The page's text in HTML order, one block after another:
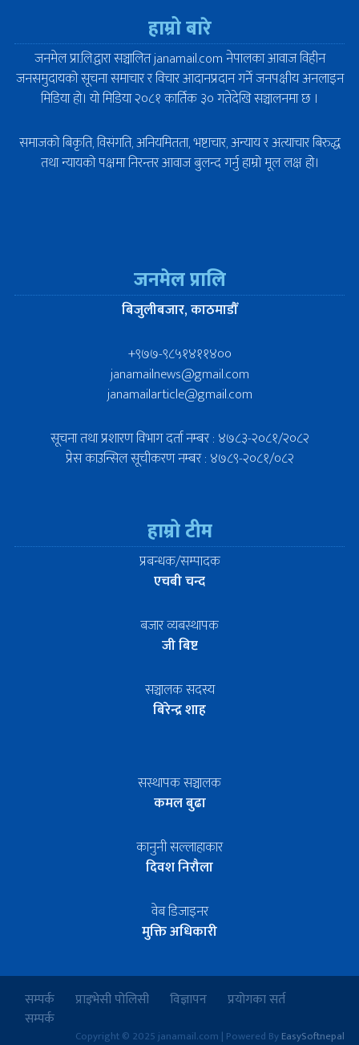
हाम्रो बारे
जनमेल प्रा.लि.द्वारा सञ्चालित janamail.com नेपालका आवाज विहीन
जनसमुदायको सूचना समाचार र विचार आदानप्रदान गर्ने जनपक्षीय अनलाइन
मिडिया हो। यो मिडिया २०८१ कार्तिक ३० गतेदेखि सञ्चालनमा छ ।
समाजको बिकृति, विसंगति, अनियमितता, भष्टाचार, अन्याय र अत्याचार बिरुद्ध
तथा न्यायको पक्षमा निरन्तर आवाज बुलन्द गर्नु हाम्रो मूल लक्ष हो।
जनमेल प्रालि
बिजुलीबजार, काठमाडौँ
+९७७-९८५१४११४००
janamailnews@gmail.com
janamailarticle@gmail.com
सूचना तथा प्रशारण विभाग दर्ता नम्बर : ४७८३-२०८१/२०८२
प्रेस काउन्सिल सूचीकरण नम्बर : ४७८९-२०८१/०८२
हाम्रो टीम
प्रबन्धक/सम्पादक
एचबी चन्द
बजार व्यबस्थापक
जी बिष्ट
सञ्चालक सदस्य
बिरेन्द्र शाह
सस्थापक सञ्चालक
कमल बुढा
कानुनी सल्लाहाकार
दिवश निरौला
वेब डिजाइनर
मुक्ति अधिकारी
सम्पर्क प्राइभेसी पोलिसी विज्ञापन
प्रयोगका सर्त
सम्पर्क
Copyright © 2025 janamail.com | Powered ByEasySoftnepal